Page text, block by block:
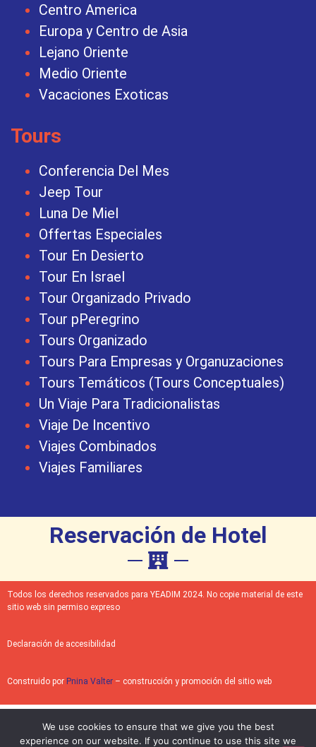
Centro America
Europa y Centro de Asia
Lejano Oriente
Medio Oriente
Vacaciones Exoticas
Tours
Conferencia Del Mes
Jeep Tour
Luna De Miel
Offertas Especiales
Tour En Desierto
Tour En Israel
Tour Organizado Privado
Tour pPeregrino
Tours Organizado
Tours Para Empresas y Organuzaciones
Tours Temáticos (Tours Conceptuales)
Un Viaje Para Tradicionalistas
Viaje De Incentivo
Viajes Combinados
Viajes Familiares
Reservación de Hotel
Todos los derechos reservados para YEADIM 2024. No copie material de este
sitio web sin permiso expreso
Declaración de accesibilidad
Construido por Pnina Valter – construcción y promoción del sitio web
We use cookies to ensure that we give you the best
experience on our website. If you continue to use this site we